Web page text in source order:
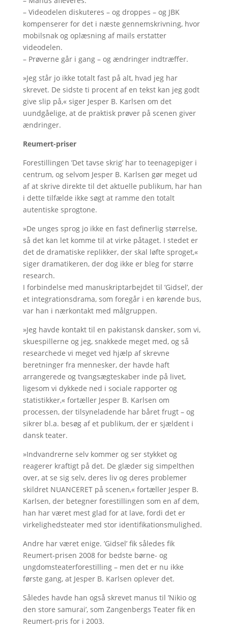
– Videodelen diskuteres – og droppes – og JBK
kompenserer for det i næste gennemskrivning, hvor
mobilsnak og oplæsning af mails erstatter
videodelen.
– Prøverne går i gang – og ændringer indtræffer.
»Jeg står jo ikke totalt fast på alt, hvad jeg har
skrevet. De sidste ti procent af en tekst kan jeg godt
give slip på,« siger Jesper B. Karlsen om det
uundgåelige, at de praktisk prøver på scenen giver
ændringer.
Reumert-priser
Forestillingen ’Det tavse skrig’ har to teenagepiger i
centrum, og selvom Jesper B. Karlsen gør meget ud
af at skrive direkte til det aktuelle publikum, har han
i dette tilfælde ikke søgt at ramme den totalt
autentiske sprogtone.
»De unges sprog jo ikke en fast definerlig størrelse,
så det kan let komme til at virke påtaget. I stedet er
det de dramatiske replikker, der skal løfte sproget,«
siger dramatikeren, der dog ikke er bleg for større
research.
I forbindelse med manuskriptarbejdet til ’Gidsel’, der
et integrationsdrama, som foregår i en kørende bus,
var han i nærkontakt med målgruppen.
»Jeg havde kontakt til en pakistansk dansker, som vi,
skuespillerne og jeg, snakkede meget med, og så
researchede vi meget ved hjælp af skrevne
beretninger fra mennesker, der havde haft
arrangerede og tvangsægteskaber inde på livet,
ligesom vi dykkede ned i sociale rapporter og
statistikker,« fortæller Jesper B. Karlsen om
processen, der tilsyneladende har båret frugt – og
sikrer bl.a. besøg af et publikum, der er sjældent i
dansk teater.
»Indvandrerne selv kommer og ser stykket og
reagerer kraftigt på det. De glæder sig simpelthen
over, at se sig selv, deres liv og deres problemer
skildret NUANCERET på scenen,« fortæller Jesper B.
Karlsen, der betegner forestillingen som en af dem,
han har været mest glad for at lave, fordi det er
virkelighedsteater med stor identifikationsmulighed.
Andre har været enige. ’Gidsel’ fik således fik
Reumert-prisen 2008 for bedste børne- og
ungdomsteaterforestilling – men det er nu ikke
første gang, at Jesper B. Karlsen oplever det.
Således havde han også skrevet manus til ’Nikio og
den store samurai’, som Zangenbergs Teater fik en
Reumert-pris for i 2003.